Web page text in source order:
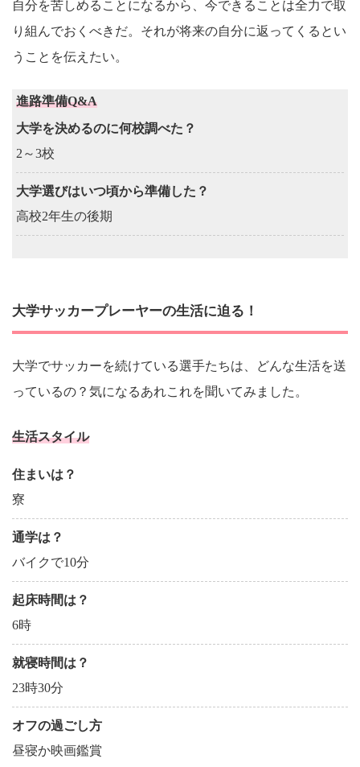
自分を苦しめることになるから、今できることは全力で取
り組んでおくべきだ。それが将来の自分に返ってくるとい
うことを伝えたい。
進路準備Q&A
大学を決めるのに何校調べた？
2～3校
大学選びはいつ頃から準備した？
高校2年生の後期
大学サッカープレーヤーの生活に迫る！
大学でサッカーを続けている選手たちは、どんな生活を送
っているの？気になるあれこれを聞いてみました。
生活スタイル
住まいは？
寮
通学は？
バイクで10分
起床時間は？
6時
就寝時間は？
23時30分
オフの過ごし方
昼寝か映画鑑賞